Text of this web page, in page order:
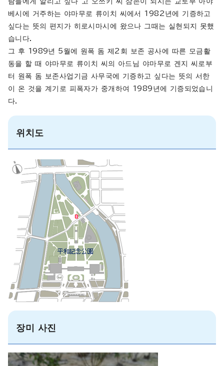
베시에 거주하는 야마무로 류이치 씨에서 1982년에 기증하고
싶다는 뜻의 편지가 히로시마시에 왔으나 그때는 실현되지 못했
습니다.
그 후 1989년 5월에 원폭 돔 제2회 보존 공사에 따른 모금활
동을 할 때 야마무로 류이치 씨의 아드님 야마무로 겐지 씨로부
터 원폭 돔 보존사업기금 사무국에 기증하고 싶다는 뜻의 서한
이 온 것을 계기로 피폭자가 중개하여 1989년에 기증되었습니
다.
위치도
장미 사진